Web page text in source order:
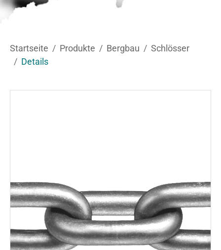
Startseite Produkte Bergbau
Schlösser
Details